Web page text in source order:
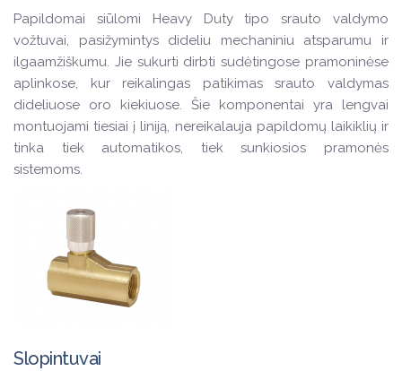
Papildomai siūlomi Heavy Duty tipo srauto valdymo
vožtuvai, pasižymintys dideliu mechaniniu atsparumu ir
ilgaamžiškumu. Jie sukurti dirbti sudėtingose pramoninėse
aplinkose, kur reikalingas patikimas srauto valdymas
dideliuose oro kiekiuose. Šie komponentai yra lengvai
montuojami tiesiai į liniją, nereikalauja papildomų laikiklių ir
tinka tiek automatikos, tiek sunkiosios pramonės
sistemoms.
Slopintuvai